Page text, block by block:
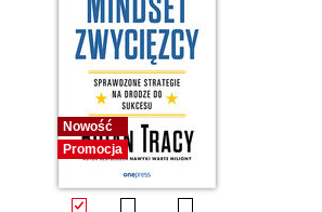
Nowość
Promocja